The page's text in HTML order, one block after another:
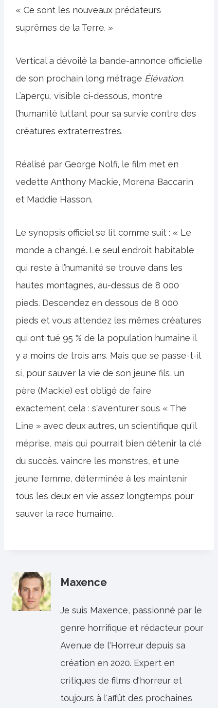
« Ce sont les nouveaux prédateurs
suprêmes de la Terre. »
Vertical a dévoilé la bande-annonce officielle
de son prochain long métrage Élévation.
L’aperçu, visible ci-dessous, montre
l’humanité luttant pour sa survie contre des
créatures extraterrestres.
Réalisé par George Nolfi, le film met en
vedette Anthony Mackie, Morena Baccarin
et Maddie Hasson.
Le synopsis officiel se lit comme suit : « Le
monde a changé. Le seul endroit habitable
qui reste à l’humanité se trouve dans les
hautes montagnes, au-dessus de 8 000
pieds. Descendez en dessous de 8 000
pieds et vous attendez les mêmes créatures
qui ont tué 95 % de la population humaine il
y a moins de trois ans. Mais que se passe-t-il
si, pour sauver la vie de son jeune fils, un
père (Mackie) est obligé de faire
exactement cela : s'aventurer sous « The
Line » avec deux autres, un scientifique qu'il
méprise, mais qui pourrait bien détenir la clé
du succès. vaincre les monstres, et une
jeune femme, déterminée à les maintenir
tous les deux en vie assez longtemps pour
sauver la race humaine.
Maxence
Je suis Maxence, passionné par le
genre horrifique et rédacteur pour
Avenue de l'Horreur depuis sa
création en 2020. Expert en
critiques de films d'horreur et
toujours à l'affût des prochaines